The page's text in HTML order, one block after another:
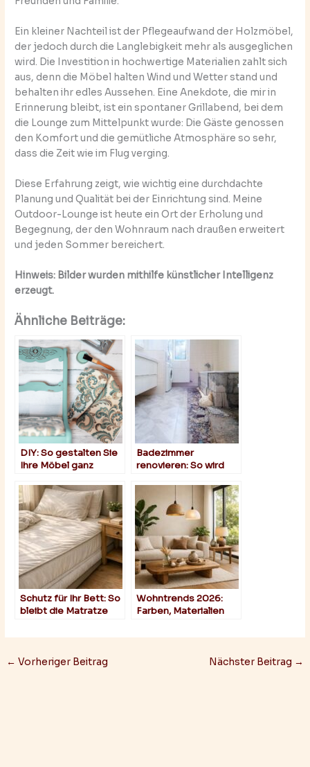
Ein kleiner Nachteil ist der Pflegeaufwand der Holzmöbel,
der jedoch durch die Langlebigkeit mehr als ausgeglichen
wird. Die Investition in hochwertige Materialien zahlt sich
aus, denn die Möbel halten Wind und Wetter stand und
behalten ihr edles Aussehen. Eine Anekdote, die mir in
Erinnerung bleibt, ist ein spontaner Grillabend, bei dem
die Lounge zum Mittelpunkt wurde: Die Gäste genossen
den Komfort und die gemütliche Atmosphäre so sehr,
dass die Zeit wie im Flug verging.
Diese Erfahrung zeigt, wie wichtig eine durchdachte
Planung und Qualität bei der Einrichtung sind. Meine
Outdoor-Lounge ist heute ein Ort der Erholung und
Begegnung, der den Wohnraum nach draußen erweitert
und jeden Sommer bereichert.
Hinweis: Bilder wurden mithilfe künstlicher Intelligenz
erzeugt.
Ähnliche Beiträge:
DIY: So gestalten Sie
Ihre Möbel ganz
Badezimmer
renovieren: So wird
Schutz für Ihr Bett: So
bleibt die Matratze
Schlaf tief
Wohntrends 2026:
Farben, Materialien
Überblick
← Vorheriger Beitrag Nächster Beitrag →